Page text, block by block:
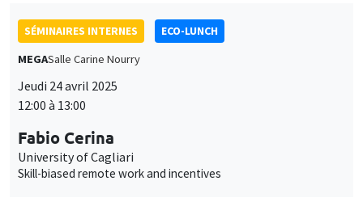
SÉMINAIRES INTERNES
ECO-LUNCH
MEGASalle Carine Nourry
Jeudi 24 avril 2025
12:00 à 13:00
Fabio Cerina
University of Cagliari
Skill-biased remote work and incentives